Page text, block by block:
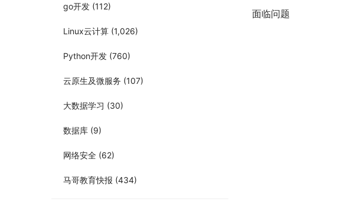
面临问题
go开发 (112)
Linux云计算 (1,026)
Python开发 (760)
云原生及微服务 (107)
大数据学习 (30)
数据库 (9)
网络安全 (62)
马哥教育快报 (434)